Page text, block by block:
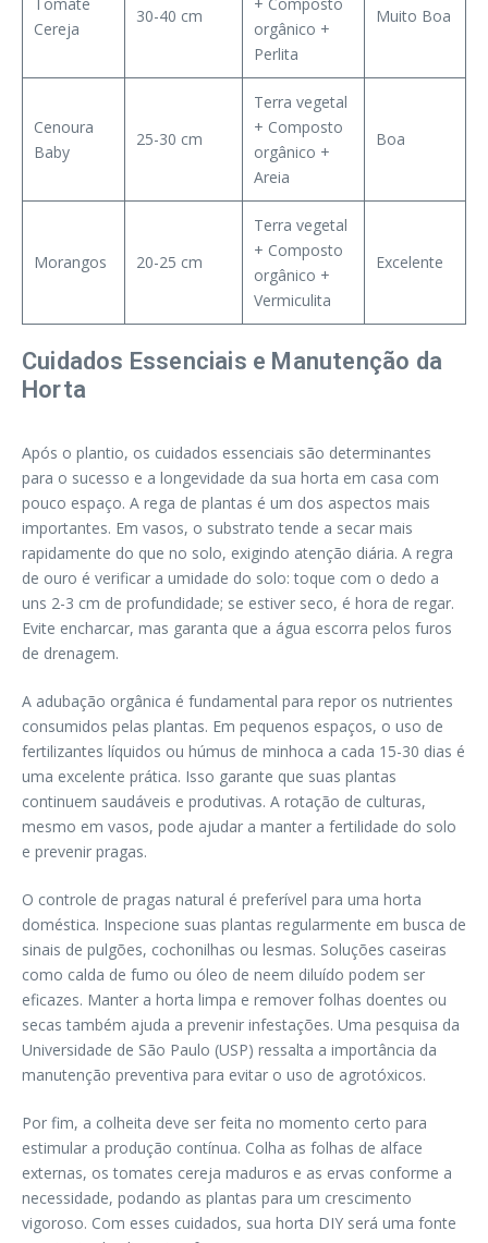
Tomate
Cereja
30-40 cm
+ Composto
orgânico +
Perlita
Muito Boa
Cenoura
Baby
25-30 cm
Terra vegetal
+ Composto
orgânico +
Areia
Boa
Morangos 20-25 cm
Terra vegetal
+ Composto
orgânico +
Vermiculita
Excelente
Cuidados Essenciais e Manutenção da
Horta
Após o plantio, os cuidados essenciais são determinantes
para o sucesso e a longevidade da sua horta em casa com
pouco espaço. A rega de plantas é um dos aspectos mais
importantes. Em vasos, o substrato tende a secar mais
rapidamente do que no solo, exigindo atenção diária. A regra
de ouro é verificar a umidade do solo: toque com o dedo a
uns 2-3 cm de profundidade; se estiver seco, é hora de regar.
Evite encharcar, mas garanta que a água escorra pelos furos
de drenagem.
A adubação orgânica é fundamental para repor os nutrientes
consumidos pelas plantas. Em pequenos espaços, o uso de
fertilizantes líquidos ou húmus de minhoca a cada 15-30 dias é
uma excelente prática. Isso garante que suas plantas
continuem saudáveis e produtivas. A rotação de culturas,
mesmo em vasos, pode ajudar a manter a fertilidade do solo
e prevenir pragas.
O controle de pragas natural é preferível para uma horta
doméstica. Inspecione suas plantas regularmente em busca de
sinais de pulgões, cochonilhas ou lesmas. Soluções caseiras
como calda de fumo ou óleo de neem diluído podem ser
eficazes. Manter a horta limpa e remover folhas doentes ou
secas também ajuda a prevenir infestações. Uma pesquisa da
Universidade de São Paulo (USP) ressalta a importância da
manutenção preventiva para evitar o uso de agrotóxicos.
Por fim, a colheita deve ser feita no momento certo para
estimular a produção contínua. Colha as folhas de alface
externas, os tomates cereja maduros e as ervas conforme a
necessidade, podando as plantas para um crescimento
vigoroso. Com esses cuidados, sua horta DIY será uma fonte